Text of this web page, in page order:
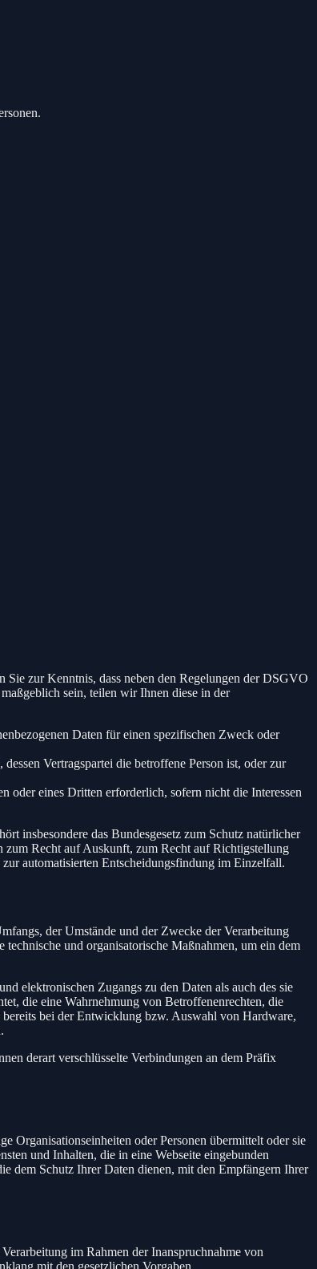
zur Kenntnis, dass neben den Regelungen der DSGVO
sein, teilen wir Ihnen diese in der
Daten für einen spezifischen Zweck oder
Vertragspartei die betroffene Person ist, oder zur
oder eines Dritten erforderlich, sofern nicht die Interessen
insbesondere das Bundesgesetz zum Schutz natürlicher
zum Recht auf Auskunft, zum Recht auf Richtigstellung
automatisierten Entscheidungsfindung im Einzelfall.
der Umstände und der Zwecke der Verarbeitung
und organisatorische Maßnahmen, um ein dem
elektronischen Zugangs zu den Daten als auch des sie
die eine Wahrnehmung von Betroffenenrechten, die
bei der Entwicklung bzw. Auswahl von Hardware,
derart verschlüsselte Verbindungen an dem Präfix
Organisationseinheiten oder Personen übermittelt oder sie
und Inhalten, die in eine Webseite eingebunden
dem Schutz Ihrer Daten dienen, mit den Empfängern Ihrer
im Rahmen der Inanspruchnahme von
mit den gesetzlichen Vorgaben.